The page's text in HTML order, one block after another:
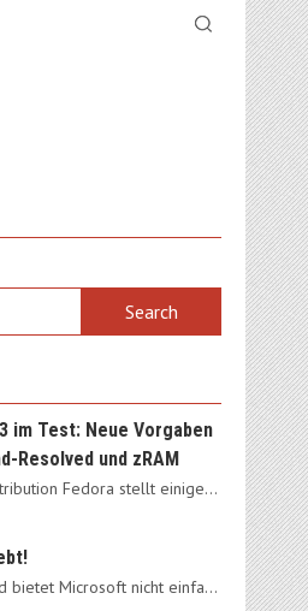
im Test: Neue Vorgaben
Resolved und zRAM
[ad_1] Die Linux-Distribution Fedora stellt einige Weichen neu:…
[ad_1] Überraschend bietet Microsoft nicht einfach das alte…